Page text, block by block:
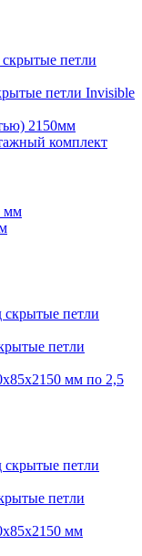
петли Invisible
2150мм
комплект
петли
мм по 2,5
петли
мм